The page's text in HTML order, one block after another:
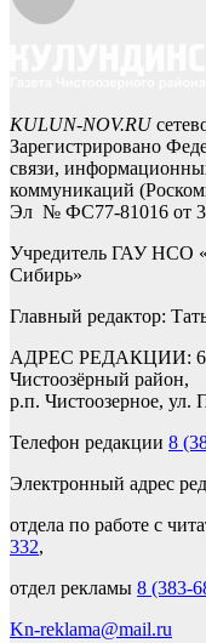
KULUN-NOV.RU
Зарегистрировано
связи,
коммуникаций
Эл № ФС77-81016 от
Учредитель ГАУ НСО
Сибирь»
Главный редактор:
АДРЕС РЕДАКЦИИ:
Чистоозёрный район,
р.п. Чистоозерное, ул.
Телефон редакции 8
Электронный адрес
отдела по работе с
332,
отдел рекламы 8 (383-
Kn-reklama@mail.ru